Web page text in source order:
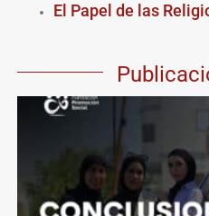
El Papel de las